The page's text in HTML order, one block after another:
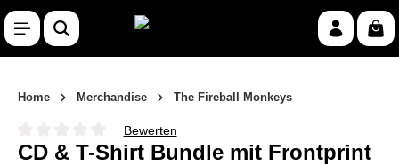
Zum Hauptinhalt springen
Home Merchandise The Fireball Monkeys
Durchschnittliche Bewertung von 0 von 5 Sternen
Bewerten
CD & T-Shirt Bundle mit Frontprint